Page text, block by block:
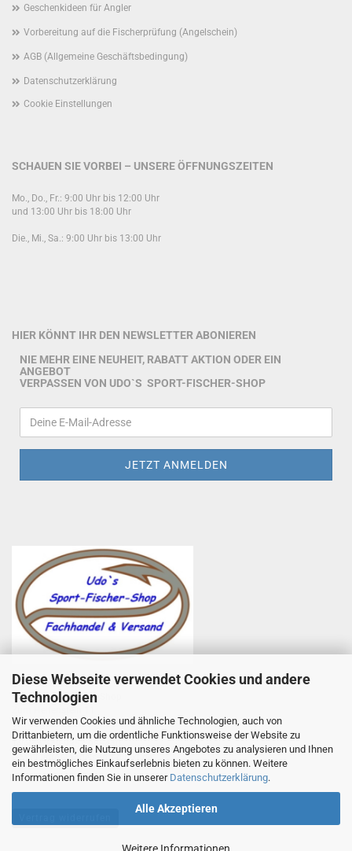
Diese Webseite verwendet Cookies und andere
Technologien
Wir verwenden Cookies und ähnliche Technologien, auch von
Drittanbietern, um die ordentliche Funktionsweise der Website zu
gewährleisten, die Nutzung unseres Angebotes zu analysieren und Ihnen
ein bestmögliches Einkaufserlebnis bieten zu können. Weitere
Informationen finden Sie in unserer Datenschutzerklärung.
Alle Akzeptieren
Geschenkideen für Angler
Vorbereitung auf die Fischerprüfung (Angelschein)
AGB (Allgemeine Geschäftsbedingung)
Datenschutzerklärung
Cookie Einstellungen
SCHAUEN SIE VORBEI – UNSERE ÖFFNUNGSZEITEN
Mo., Do., Fr.: 9:00 Uhr bis 12:00 Uhr
und 13:00 Uhr bis 18:00 Uhr
Die., Mi., Sa.: 9:00 Uhr bis 13:00 Uhr
HIER KÖNNT IHR DEN NEWSLETTER ABONIEREN
NIE MEHR EINE NEUHEIT, RABATT AKTION ODER EIN
ANGEBOT
VERPASSEN VON UDO`S SPORT-FISCHER-SHOP
Udo Totzauer
Udo`s Sport-Fischer-Shop
97753 Karlstadt
Telefon +49 9353 985440
E-Mail
info@angelsport-direkt.de